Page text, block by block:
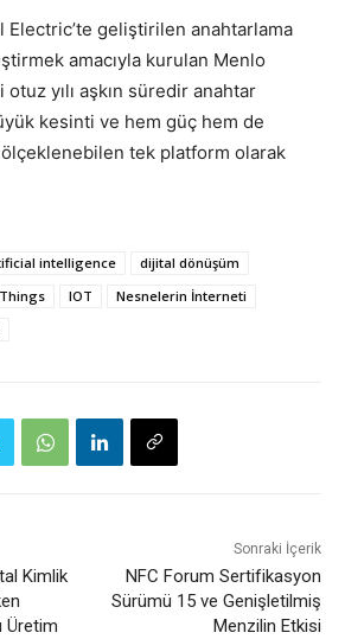
Electric’te geliştirilen anahtarlama
amacıyla kurulan Menlo
yılı aşkın süredir anahtar
kesinti ve hem güç hem de
tek platform olarak
intelligence
dijital dönüşüm
IOT
Nesnelerin İnterneti
Kimlik
Üretim
Sonraki İçerik
NFC Forum Sertifikasyon
Sürümü 15 ve Genişletilmiş
Menzilin Etkisi